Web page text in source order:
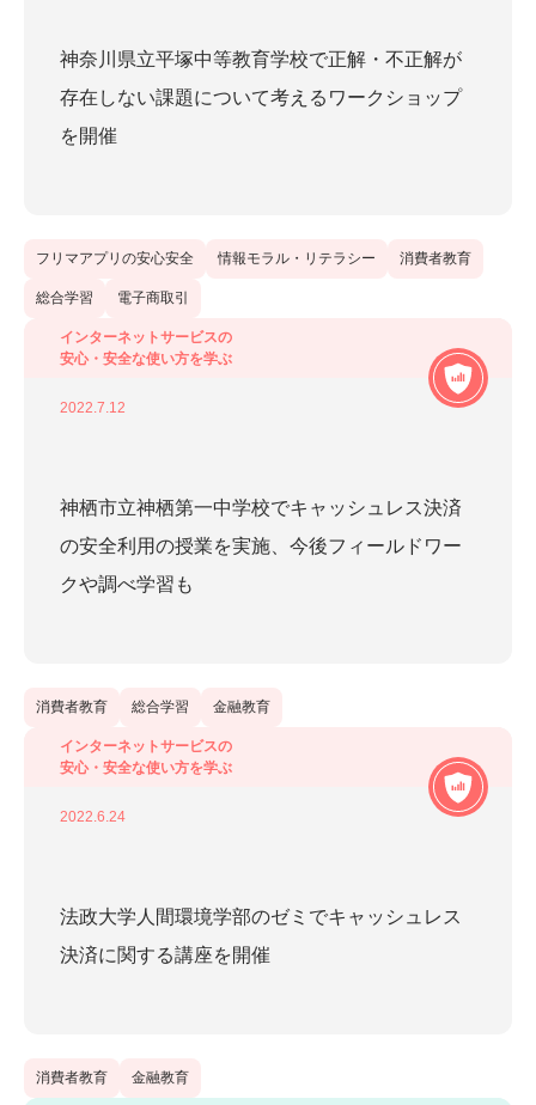
神奈川県立平塚中等教育学校で正解・不正解が
存在しない課題について考えるワークショップ
を開催
フリマアプリの安心安全 情報モラル・リテラシー 消費者教育
総合学習 電子商取引
インターネットサービスの
安心・安全な使い方を学ぶ
2022.7.12
神栖市立神栖第一中学校でキャッシュレス決済
の安全利用の授業を実施、今後フィールドワー
クや調べ学習も
消費者教育 総合学習 金融教育
インターネットサービスの
安心・安全な使い方を学ぶ
2022.6.24
法政大学人間環境学部のゼミでキャッシュレス
決済に関する講座を開催
消費者教育 金融教育